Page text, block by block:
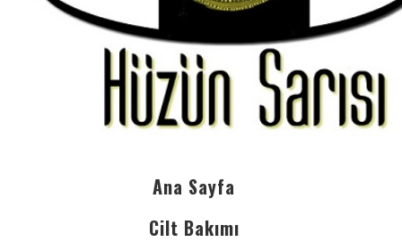
Ana Sayfa
Cilt Bakımı